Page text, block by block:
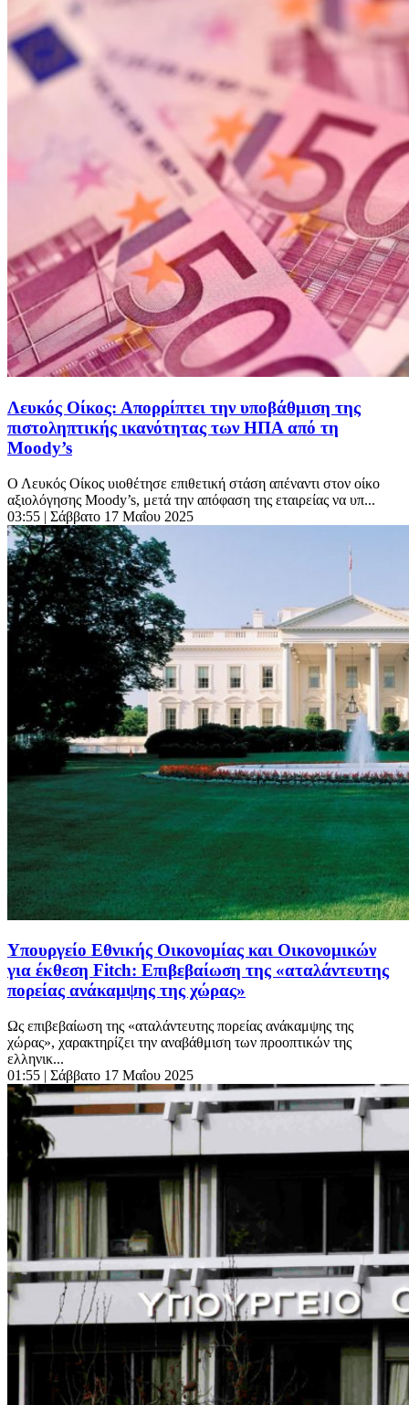
Λευκός Οίκος: Απορρίπτει την υποβάθμιση της
πιστοληπτικής ικανότητας των ΗΠΑ από τη
Moody’s
Ο Λευκός Οίκος υιοθέτησε επιθετική στάση απέναντι στον οίκο
αξιολόγησης Moody’s, μετά την απόφαση της εταιρείας να υπ...
03:55 | Σάββατο 17 Μαΐου 2025
Υπουργείο Εθνικής Οικονομίας και Οικονομικών
για έκθεση Fitch: Επιβεβαίωση της «αταλάντευτης
πορείας ανάκαμψης της χώρας»
Ως επιβεβαίωση της «αταλάντευτης πορείας ανάκαμψης της
χώρας», χαρακτηρίζει την αναβάθμιση των προοπτικών της
ελληνικ...
01:55 | Σάββατο 17 Μαΐου 2025